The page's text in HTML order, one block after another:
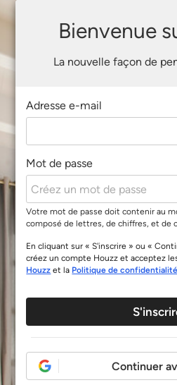
Bienvenue
La nouvelle façon de
Adresse e-mail
Mot de passe
Votre mot de passe doit contenir au
composé de lettres, de chiffres, et de
En cliquant sur « S'inscrire » ou «
créez un compte Houzz et acceptez
Houzz et la Politique de
Continuer